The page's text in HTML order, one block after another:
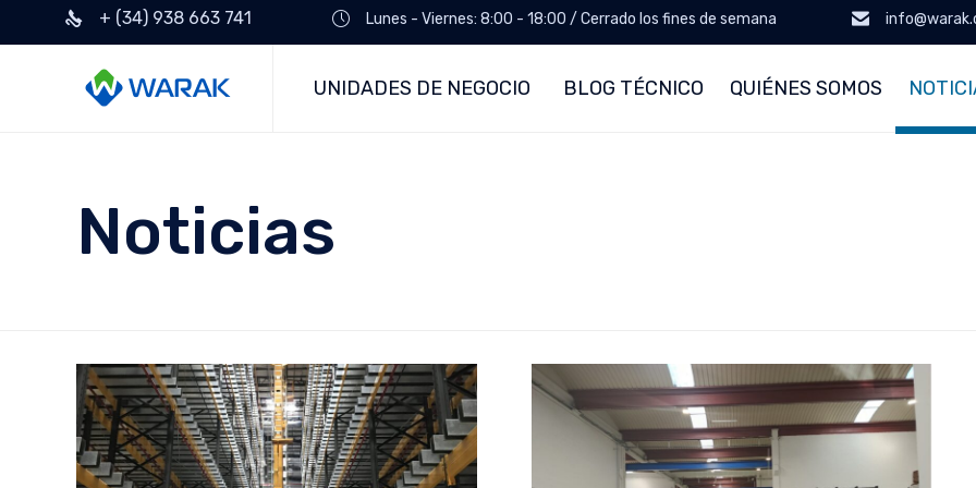
+ (34) 938 663 741 Lunes - Viernes: 8:00 - 18:00 / Cerrado los fines de semana
UNIDADES DE NEGOCIO BLOG TÉCNICO QUIÉNES SOMOS
Noticias